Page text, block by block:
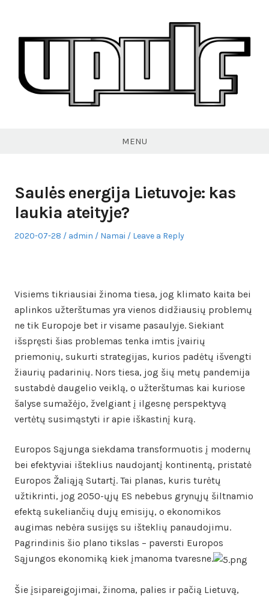
content
MENU
Saulės energija Lietuvoje: kas
laukia ateityje?
Posted
2020-07-28 Author
admin
Posted
Namai Leave a Reply
Visiems tikriausiai žinoma tiesa, jog klimato kaita bei
aplinkos užterštumas yra vienos didžiausių problemų
ne tik Europoje bet ir visame pasaulyje. Siekiant
išspręsti šias problemas tenka imtis įvairių
priemonių, sukurti strategijas, kurios padėtų išvengti
žiaurių padarinių. Nors tiesa, jog šių metų pandemija
sustabdė daugelio veiklą, o užterštumas kai kuriose
šalyse sumažėjo, žvelgiant į ilgesnę perspektyvą
vertėtų susimąstyti ir apie iškastinį kurą.
Europos Sąjunga siekdama transformuotis į modernų
bei efektyviai išteklius naudojantį kontinentą, pristatė
Europos Žaliąją Sutartį. Tai planas, kuris turėtų
užtikrinti, jog 2050-ųjų ES nebebus grynųjų šiltnamio
efektą sukeliančių dujų emisijų, o ekonomikos
augimas nebėra susijęs su išteklių panaudojimu.
Pagrindinis šio plano tikslas – paversti Europos
Sąjungos ekonomiką kiek įmanoma tvaresne.
Šie įsipareigojimai, žinoma, palies ir pačią Lietuvą,